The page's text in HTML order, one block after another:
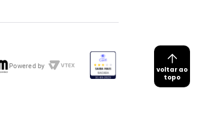
voltar ao
topo
Powered by